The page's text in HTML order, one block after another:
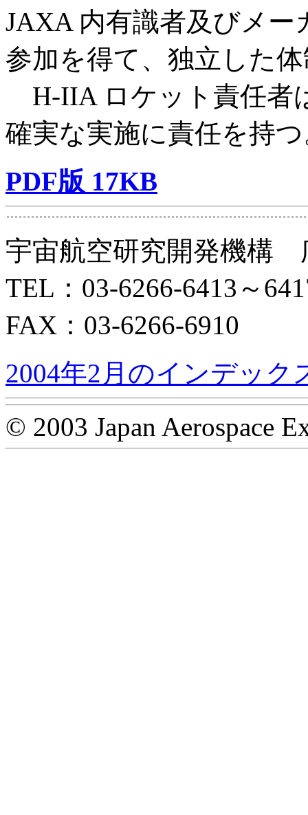
JAXA 内有識者及びメ
参加を得て、独立した
H-IIA ロケット責任者
確実な実施に責任を持
PDF版 17KB
宇宙航空研究開発機構
TEL：03-6266-6413～
FAX：03-6266-6910
2004年2月のインデック
© 2003 Japan Aerospace